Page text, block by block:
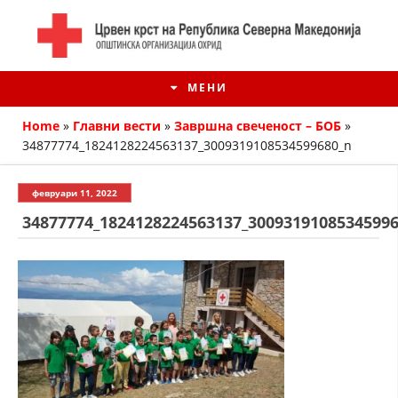
МЕНИ
ИСТОРИЈАТ НА ЦКРМ
ИСТОРИЈАТ НА ДВИЖЕЊЕТО
Home » Главни вести » Завршна свеченост – БОБ »
34877774_1824128224563137_3009319108534599680_n
февруари 11, 2022